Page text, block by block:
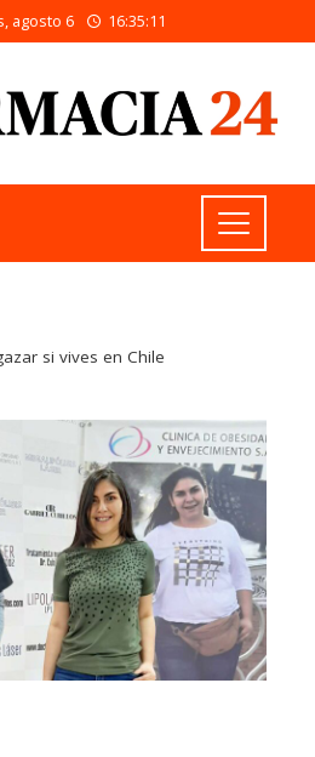
agosto 6 16:35:12
si vives en Chile